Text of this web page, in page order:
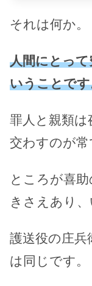
それは何か。
人間にとっ
いうことで
罪人と親類は
交わすのが常
ところが喜
きさえあり
護送役の庄
は同じです。